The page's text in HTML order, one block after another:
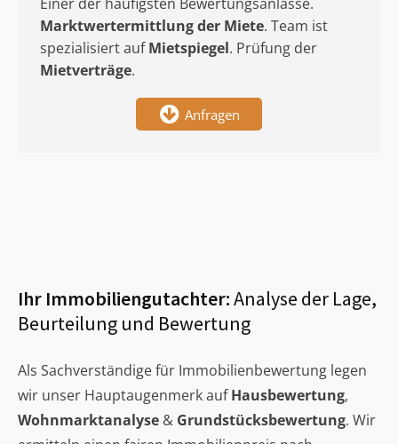
Marktwertermittlungder Miete. Team ist
spezialisiert aufMietspiegel. Prüfung der
Mietverträge.
Anfragen
Ihr Immobiliengutachter:Analyse der Lage,
Beurteilung und Bewertung
Als Sachverständige für Immobilienbewertung legen
wir unser Hauptaugenmerk aufHausbewertung,
Wohnmarktanalyse & Grundstücksbewertung. Wir